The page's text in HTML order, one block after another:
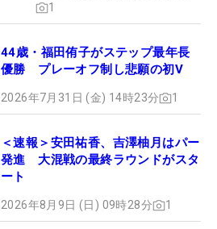
1
44歳・福田侑子がステップ最年長
優勝 プレーオフ制し悲願の初V
2026年7月31日 (金) 14時23分 1
＜速報＞安田祐香、吉澤柚月はパー
発進 大混戦の最終ラウンドがスタ
ート
2026年8月9日 (日) 09時28分 1